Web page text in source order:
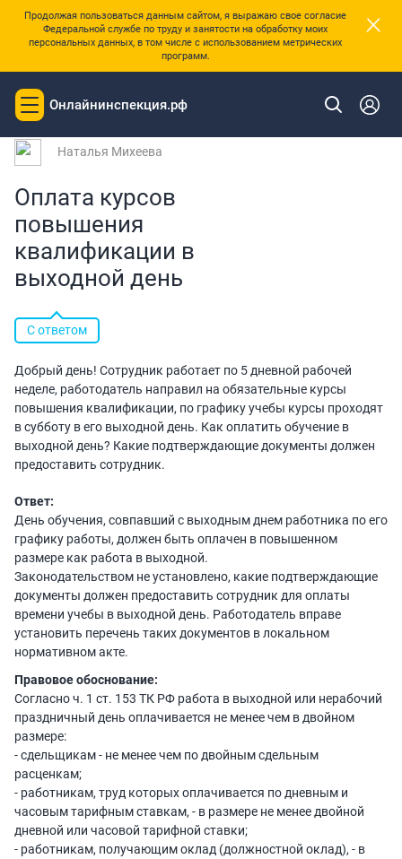
Продолжая пользоваться данным сайтом, я выражаю свое согласие
Федеральной службе по труду и занятости на обработку моих
персональных данных, в том числе с использованием метрических
программ.
×
Toggle
navigation
Онлайнинспекция.рф
Главная
Наталья Михеева
Оплата курсов
повышения
квалификации в
выходной день
С ответом
Добрый день! Сотрудник работает по 5 дневной рабочей
неделе, работодатель направил на обязательные курсы
повышения квалификации, по графику учебы курсы проходят
в субботу в его выходной день. Как оплатить обучение в
выходной день? Какие подтверждающие документы должен
предоставить сотрудник.
Ответ:
День обучения, совпавший с выходным днем работника по его
графику работы, должен быть оплачен в повышенном
размере как работа в выходной.
Законодательством не установлено, какие подтверждающие
документы должен предоставить сотрудник для оплаты
времени учебы в выходной день. Работодатель вправе
установить перечень таких документов в локальном
нормативном акте.
Правовое обоснование:
Согласно ч. 1 ст. 153 ТК РФ работа в выходной или нерабочий
праздничный день оплачивается не менее чем в двойном
размере:
- сдельщикам - не менее чем по двойным сдельным
расценкам;
- работникам, труд которых оплачивается по дневным и
часовым тарифным ставкам, - в размере не менее двойной
дневной или часовой тарифной ставки;
- работникам, получающим оклад (должностной оклад), - в